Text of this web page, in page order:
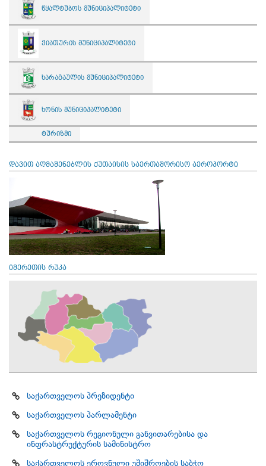
წყალტუბოს მუნიციპალიტეტი
ჭიათურის მუნიციპალიტეტი
ხარაგაულის მუნიციპალიტეტი
ხონის მუნიციპალიტეტი
ტურიზმი
დავით აღმაშენებლის ქუთაისის საერთაშორისო აეროპორტი
იმერეთის რუკა
საქართველოს პრეზიდენტი
საქართველოს პარლამენტი
საქართველოს რეგიონული განვითარებისა და
ინფრასტრუქტურის სამინისტრო
საქართველოს ეროვნული უშიშროების საბჭო